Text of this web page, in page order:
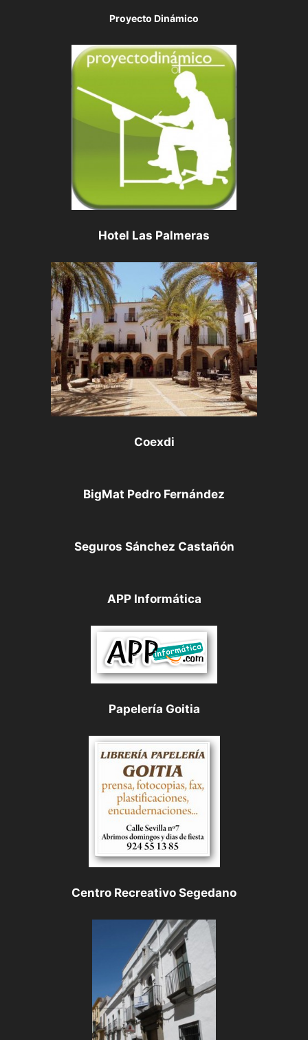
Proyecto Dinámico
Hotel Las Palmeras
Coexdi
BigMat Pedro Fernández
Seguros Sánchez Castañón
APP Informática
Papelería Goitia
Centro Recreativo Segedano